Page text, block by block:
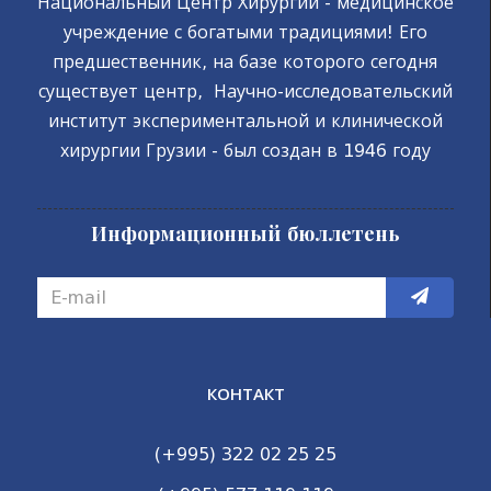
учреждение с богатыми традициями! Его
предшественник, на базе которого сегодня
существует центр, Научно-исследовательский
институт экспериментальной и клинической
хирургии Грузии - был создан в 1946 году
Информационный бюллетень
КОНТАКТ
(+995) 322 02 25 25